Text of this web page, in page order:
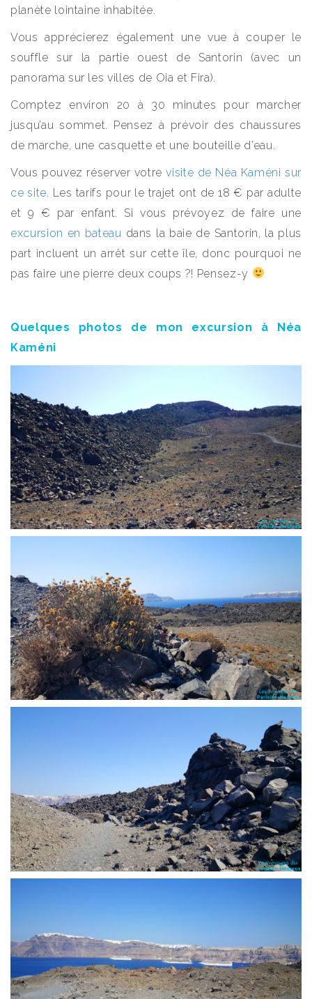
planète lointaine inhabitée.
Vous apprécierez également une vue à couper le
souffle sur la partie ouest de Santorin (avec un
panorama sur les villes de Oia et Fira).
Comptez environ 20 à 30 minutes pour marcher
jusqu’au sommet. Pensez à prévoir des chaussures
de marche, une casquette et une bouteille d’eau.
Vous pouvez réserver votrevisite de Néa Kaméni sur
ce site . Les tarifs pour le trajet ont de 18 € par adulte
et 9 € par enfant. Si vous prévoyez de faire une
excursion en bateau dans la baie de Santorin, la plus
part incluent un arrêt sur cette île, donc pourquoi ne
pas faire une pierre deux coups ?! Pensez-y
Quelques photos de mon excursion à Néa
Kaméni